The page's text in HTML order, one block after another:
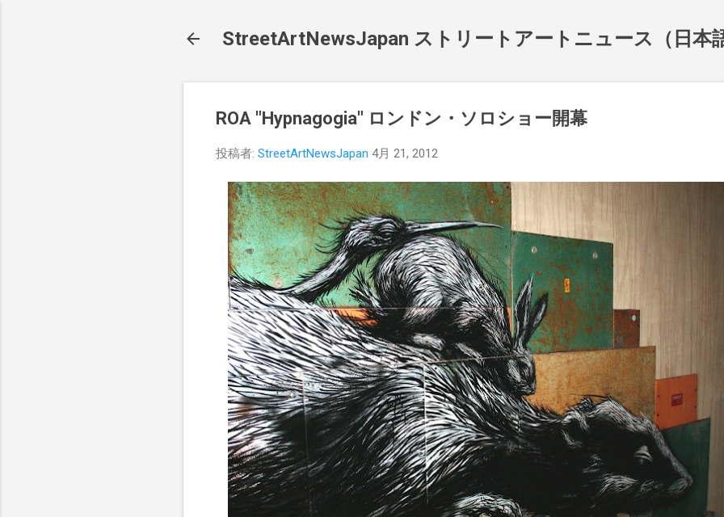
StreetArtNewsJapan ストリートアートニュース（日本
ROA "Hypnagogia" ロンドン・ソロショー開幕
投稿者: StreetArtNewsJapan 4月 21, 2012